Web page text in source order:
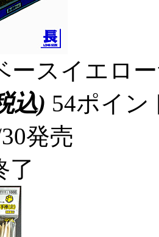
ースイエロ
込) 54ポイ
発売
了